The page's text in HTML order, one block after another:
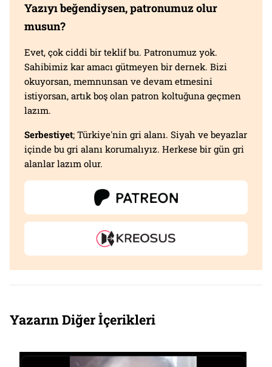
Yazıyı beğendiysen, patronumuz olur
musun?
Evet, çok ciddi bir teklif bu. Patronumuz yok.
Sahibimiz kar amacı gütmeyen bir dernek. Bizi
okuyorsan, memnunsan ve devam etmesini
istiyorsan, artık boş olan patron koltuğuna geçmen
lazım.
Serbestiyet; Türkiye'nin gri alanı. Siyah ve beyazlar
içinde bu gri alanı korumalıyız. Herkese bir gün gri
alanlar lazım olur.
Yazarın Diğer İçerikleri